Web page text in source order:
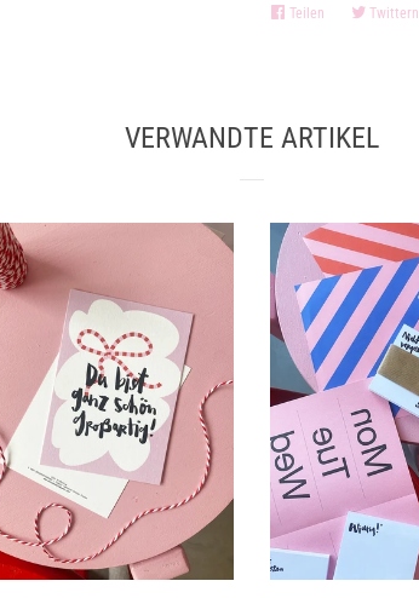
Teilen Twittern
VERWANDTE ARTIKEL